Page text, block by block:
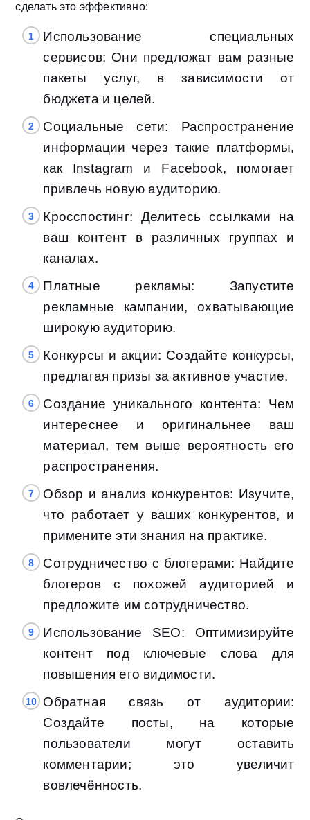
сделать это эффективно:
Использование специальных
сервисов: Они предложат вам разные
пакеты услуг, в зависимости от
бюджета и целей.
Социальные сети: Распространение
информации через такие платформы,
как Instagram и Facebook, помогает
привлечь новую аудиторию.
Кросспостинг: Делитесь ссылками на
ваш контент в различных группах и
каналах.
Платные рекламы: Запустите
рекламные кампании, охватывающие
широкую аудиторию.
Конкурсы и акции: Создайте конкурсы,
предлагая призы за активное участие.
Создание уникального контента: Чем
интереснее и оригинальнее ваш
материал, тем выше вероятность его
распространения.
Обзор и анализ конкурентов: Изучите,
что работает у ваших конкурентов, и
примените эти знания на практике.
Сотрудничество с блогерами: Найдите
блогеров с похожей аудиторией и
предложите им сотрудничество.
Использование SEO: Оптимизируйте
контент под ключевые слова для
повышения его видимости.
Обратная связь от аудитории:
Создайте посты, на которые
пользователи могут оставить
комментарии; это увеличит
вовлечённость.